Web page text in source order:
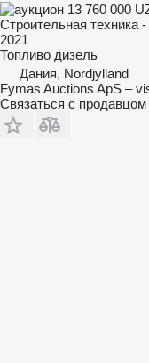
13 760 000
Строительная техника
2021
Топливо дизель
Дания, Nordjylland
Fymas Auctions ApS –
Связаться с продавцом